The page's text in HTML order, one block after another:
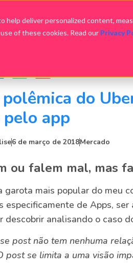
help deliver personalized content,
of these cookies. Read our Privacy
polêmica do
app
6 de março de 2018Mercado
ou falem mal, mas
garota mais popular do meu
especificamente de Apps,
descobrir analisando o caso
post não tem nenhuma
post se limita a uma visão